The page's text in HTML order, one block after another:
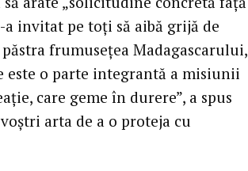
invitat pe toți să aibă grijă de
frumusețea Madagascarului,
este o parte integrantă a misiunii
care geme în durere”, a spus
arta de a o proteja cu